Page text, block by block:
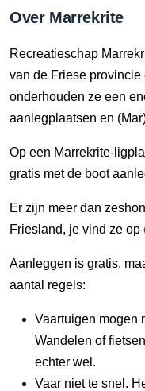
Over Marrekrite
Recreatieschap
van de Friese provincie
onderhouden ze een
aanlegplaatsen en
Op een Marrekrite-
gratis met de boot
Er zijn meer dan
Friesland, je vind ze op
Aanleggen is gratis,
aantal regels:
Vaartuigen mogen
Wandelen of
echter wel.
Vaar niet te snel.